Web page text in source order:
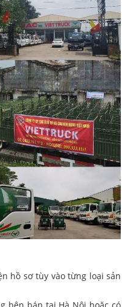
hồ sơ tùy vào từng loại sản